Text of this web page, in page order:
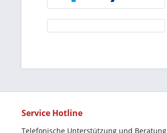
Service Hotline
Telefonische Unterstützung und Beratung